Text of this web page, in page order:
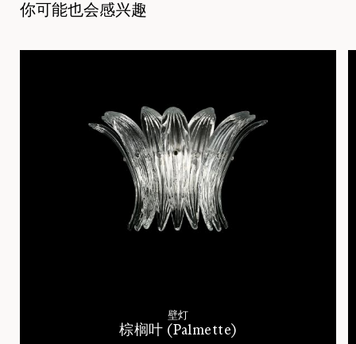
你可能也会感兴趣
壁灯
棕榈叶 (Palmette)